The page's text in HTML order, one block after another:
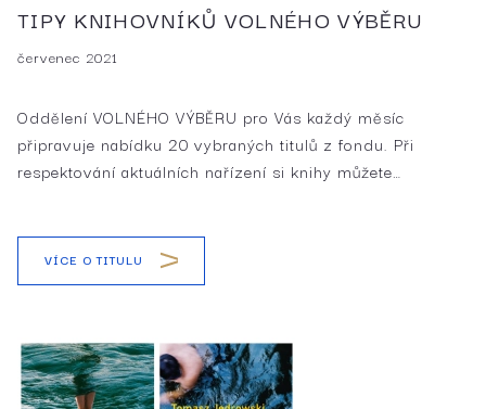
TIPY KNIHOVNÍKŮ VOLNÉHO VÝBĚRU
červenec 2021
Oddělení VOLNÉHO VÝBĚRU pro Vás každý měsíc
připravuje nabídku 20 vybraných titulů z fondu. Při
respektování aktuálních nařízení si knihy můžete…
VÍCE O TITULU